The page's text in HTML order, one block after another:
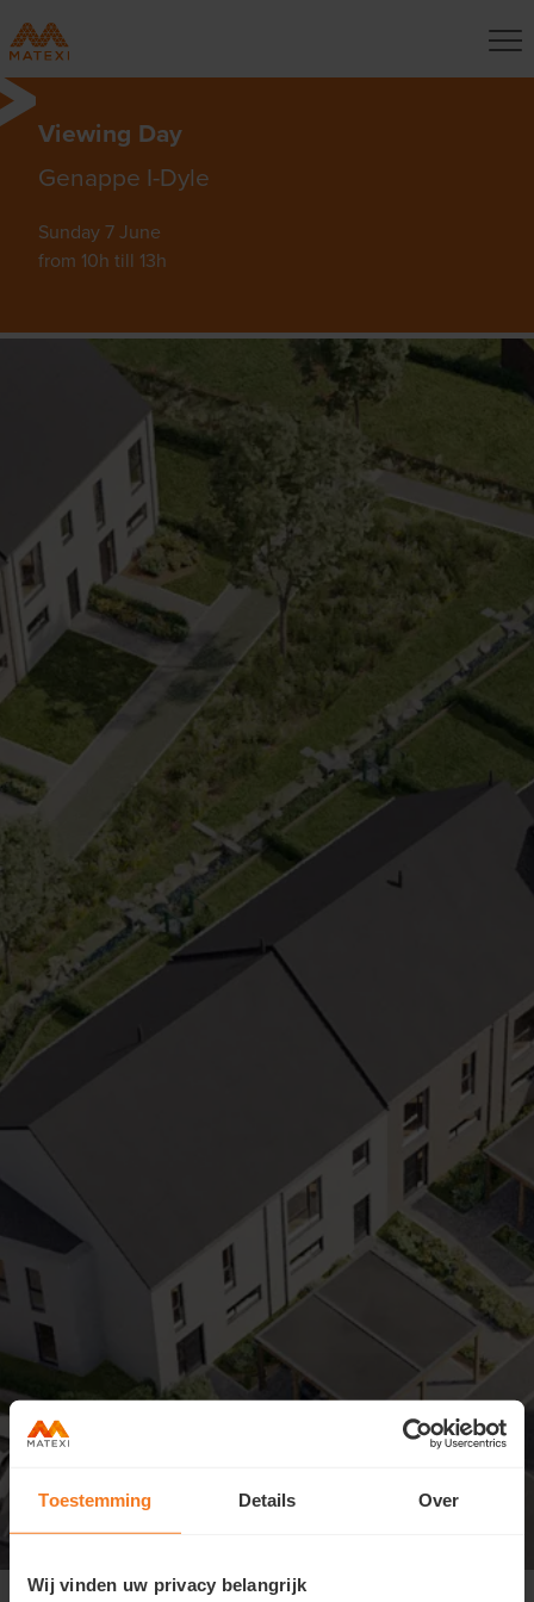
Toestemming Details Over
Wij vinden uw privacy belangrijk
Viewing Day
Genappe I-Dyle
Sunday 7 June
from 10h till 13h
Viewing Day Sunday 7 june from 10